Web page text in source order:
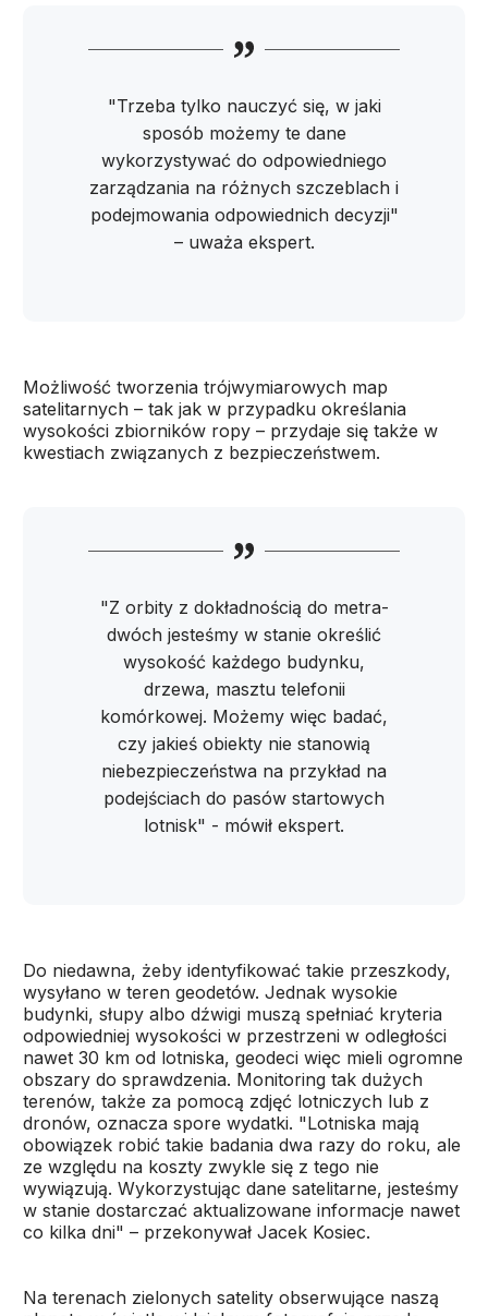
"Trzeba tylko nauczyć się, w jaki
sposób możemy te dane
wykorzystywać do odpowiedniego
zarządzania na różnych szczeblach i
podejmowania odpowiednich decyzji"
– uważa ekspert.
Możliwość tworzenia trójwymiarowych map
satelitarnych – tak jak w przypadku określania
wysokości zbiorników ropy – przydaje się także w
kwestiach związanych z bezpieczeństwem.
"Z orbity z dokładnością do metra-
dwóch jesteśmy w stanie określić
wysokość każdego budynku,
drzewa, masztu telefonii
komórkowej. Możemy więc badać,
czy jakieś obiekty nie stanowią
niebezpieczeństwa na przykład na
podejściach do pasów startowych
lotnisk" - mówił ekspert.
Do niedawna, żeby identyfikować takie przeszkody,
wysyłano w teren geodetów. Jednak wysokie
budynki, słupy albo dźwigi muszą spełniać kryteria
odpowiedniej wysokości w przestrzeni w odległości
nawet 30 km od lotniska, geodeci więc mieli ogromne
obszary do sprawdzenia. Monitoring tak dużych
terenów, także za pomocą zdjęć lotniczych lub z
dronów, oznacza spore wydatki. "Lotniska mają
obowiązek robić takie badania dwa razy do roku, ale
ze względu na koszty zwykle się z tego nie
wywiązują. Wykorzystując dane satelitarne, jesteśmy
w stanie dostarczać aktualizowane informacje nawet
co kilka dni" – przekonywał Jacek Kosiec.
Na terenach zielonych satelity obserwujące naszą